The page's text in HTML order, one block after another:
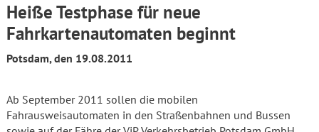
Heiße Testphase für neue
Fahrkartenautomaten beginnt
Potsdam, den 19.08.2011
Ab September 2011 sollen die mobilen
Fahrausweisautomaten in den Straßenbahnen und Bussen